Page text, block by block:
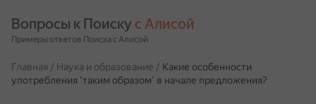
Вопросы к Поиску с Алисой
Примеры ответов Поиска с Алисой
Главная / Наука и образование / Какие особенности
употребления 'таким образом' в начале предложения?